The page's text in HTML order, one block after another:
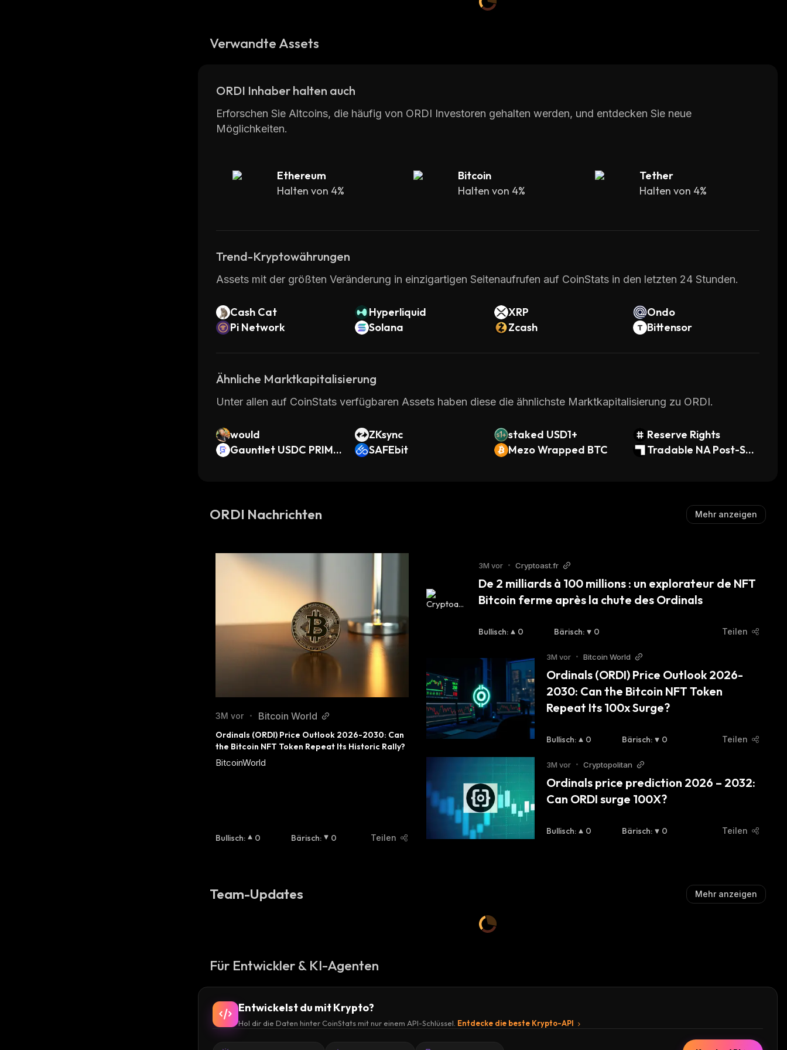
Verwandte Assets
ORDI Inhaber halten auch
Erforschen Sie Altcoins, die häufig von ORDI Investoren gehalten werden, und entdecken Sie neue
Möglichkeiten.
Ethereum
Halten von 4%
Bitcoin
Halten von 4%
Tether
Halten von 4%
Trend-Kryptowährungen
Assets mit der größten Veränderung in einzigartigen Seitenaufrufen auf CoinStats in den letzten 24 Stunden.
Cash Cat Hyperliquid XRP
Ondo
Pi Network
Solana Zcash Bittensor
Ähnliche Marktkapitalisierung
Unter allen auf CoinStats verfügbaren Assets haben diese die ähnlichste Marktkapitalisierung zu ORDI.
would ZKsync staked USD1+
Reserve Rights
Gauntlet USDC PRIME
SAFEbit Mezo Wrapped BTC
Tradable NA Post-Se
ORDI Nachrichten Mehr anzeigen
3M vor • Bitcoin World
Ordinals (ORDI) Price Outlook 2026-2030: Can
the Bitcoin NFT Token Repeat Its Historic Rally?
BitcoinWorld
Bullisch: 0 Bärisch: 0 Teilen
3M vor • Cryptoast.fr
De 2 milliards à 100 millions : un explorateur de NFT
Bitcoin ferme après la chute des Ordinals
Bullisch: 0 Bärisch: 0 Teilen
3M vor • Bitcoin World
Ordinals (ORDI) Price Outlook 2026-
2030: Can the Bitcoin NFT Token
Repeat Its 100x Surge?
Bullisch: 0 Bärisch: 0 Teilen
3M vor • Cryptopolitan
Ordinals price prediction 2026 – 2032:
Can ORDI surge 100X?
Bullisch: 0 Bärisch: 0 Teilen
Team-Updates Mehr anzeigen
Für Entwickler & KI-Agenten
Entwickelst du mit Krypto?
Hol dir die Daten hinter CoinStats mit nur einem API-Schlüssel. Entdecke die beste Krypto-API